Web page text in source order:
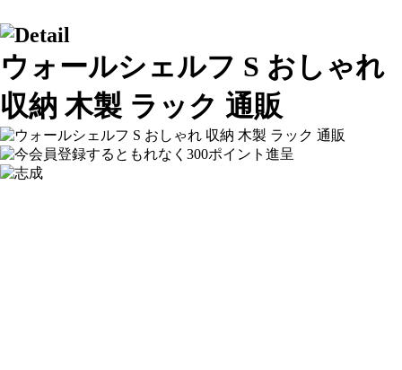
ウォールシェルフ S おしゃれ
収納 木製 ラック 通販